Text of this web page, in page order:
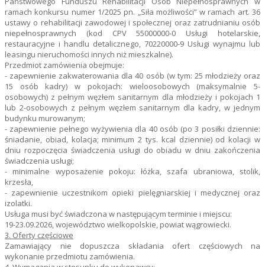
ramach konkursu numer 1/2025 pn. „Siła możliwości” w ramach art. 36
ustawy o rehabilitacji zawodowej i społecznej oraz zatrudnianiu osób
niepełnosprawnych (kod CPV 55000000-0 Usługi hotelarskie,
restauracyjne i handlu detalicznego, 70220000-9 Usługi wynajmu lub
leasingu nieruchomości innych niż mieszkalne).
Przedmiot zamówienia obejmuje:
- zapewnienie zakwaterowania dla 40 osób (w tym: 25 młodzieży oraz
15 osób kadry) w pokojach: wieloosobowych (maksymalnie 5-
osobowych) z pełnym węzłem sanitarnym dla młodzieży i pokojach 1
lub 2-osobowych z pełnym węzłem sanitarnym dla kadry, w jednym
budynku murowanym;
- zapewnienie pełnego wyżywienia dla 40 osób (po 3 posiłki dziennie:
śniadanie, obiad, kolacja; minimum 2 tys. kcal dziennie) od kolacji w
dniu rozpoczęcia świadczenia usługi do obiadu w dniu zakończenia
świadczenia usługi;
- minimalne wyposażenie pokoju: łóżka, szafa ubraniowa, stolik,
krzesła,
- zapewnienie uczestnikom opieki pielęgniarskiej i medycznej oraz
izolatki.
Usługa musi być świadczona w następującym terminie i miejscu:
19-23.09.2026, województwo wielkopolskie, powiat wągrowiecki.
3. Oferty częściowe
Zamawiający nie dopuszcza składania ofert częściowych na
wykonanie przedmiotu zamówienia.